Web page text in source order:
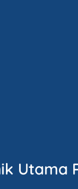
Utama